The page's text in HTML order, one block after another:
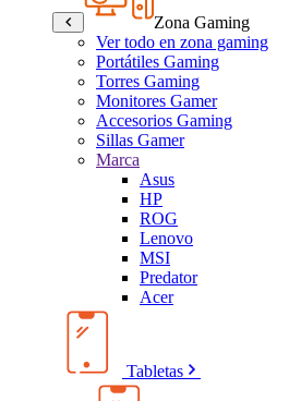
Zona Gaming
Ver todo en zona gaming
Portátiles Gaming
Torres Gaming
Monitores Gamer
Accesorios Gaming
Sillas Gamer
Marca
Asus
HP
ROG
Lenovo
MSI
Predator
Acer
Tabletas